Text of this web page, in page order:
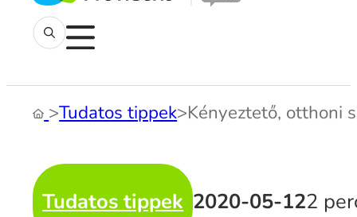
>Tudatos tippek>Kényeztető, otthoni
Tudatos tippek 2020-05-122